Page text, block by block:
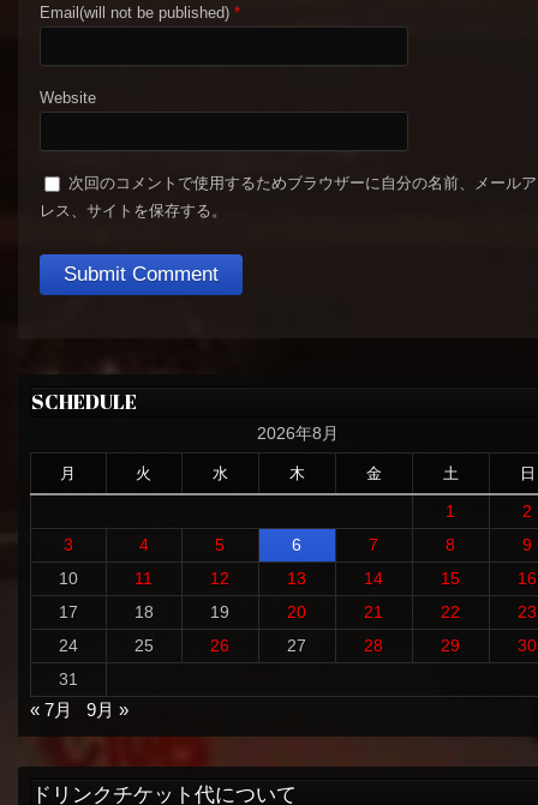
Email(will not be published) *
Website
次回のコメントで使用するためブラウザーに自分の名前、メール
レス、サイトを保存する。
SCHEDULE
2026年8月
月 火 水 木 金 土 日
1
2
3
4 5 6 7 8
9
10
11 12 13 14 15
16
17
18 19 20 21 22
23
24
25 26 27 28 29
30
31
« 7月
9月 »
ドリンクチケット代について